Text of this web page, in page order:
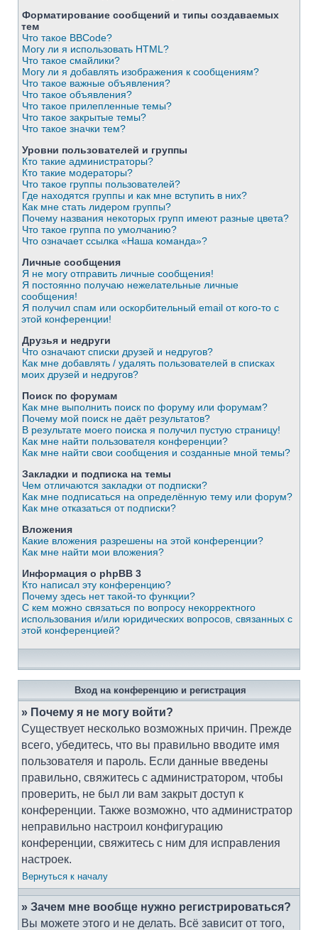
Форматирование сообщений и типы создаваемых
тем
Что такое BBCode?
Могу ли я использовать HTML?
Что такое смайлики?
Могу ли я добавлять изображения к сообщениям?
Что такое важные объявления?
Что такое объявления?
Что такое прилепленные темы?
Что такое закрытые темы?
Что такое значки тем?
Уровни пользователей и группы
Кто такие администраторы?
Кто такие модераторы?
Что такое группы пользователей?
Где находятся группы и как мне вступить в них?
Как мне стать лидером группы?
Почему названия некоторых групп имеют разные цвета?
Что такое группа по умолчанию?
Что означает ссылка «Наша команда»?
Личные сообщения
Я не могу отправить личные сообщения!
Я постоянно получаю нежелательные личные
сообщения!
Я получил спам или оскорбительный email от кого-то с
этой конференции!
Друзья и недруги
Что означают списки друзей и недругов?
Как мне добавлять / удалять пользователей в списках
моих друзей и недругов?
Поиск по форумам
Как мне выполнить поиск по форуму или форумам?
Почему мой поиск не даёт результатов?
В результате моего поиска я получил пустую страницу!
Как мне найти пользователя конференции?
Как мне найти свои сообщения и созданные мной темы?
Закладки и подписка на темы
Чем отличаются закладки от подписки?
Как мне подписаться на определённую тему или форум?
Как мне отказаться от подписки?
Вложения
Какие вложения разрешены на этой конференции?
Как мне найти мои вложения?
Информация о phpBB 3
Кто написал эту конференцию?
Почему здесь нет такой-то функции?
С кем можно связаться по вопросу некорректного
использования и/или юридических вопросов, связанных с
этой конференцией?
Вход на конференцию и регистрация
» Почему я не могу войти?
Существует несколько возможных причин. Прежде
всего, убедитесь, что вы правильно вводите имя
пользователя и пароль. Если данные введены
правильно, свяжитесь с администратором, чтобы
проверить, не был ли вам закрыт доступ к
конференции. Также возможно, что администратор
неправильно настроил конфигурацию
конференции, свяжитесь с ним для исправления
настроек.
Вернуться к началу
» Зачем мне вообще нужно регистрироваться?
Вы можете этого и не делать. Всё зависит от того,